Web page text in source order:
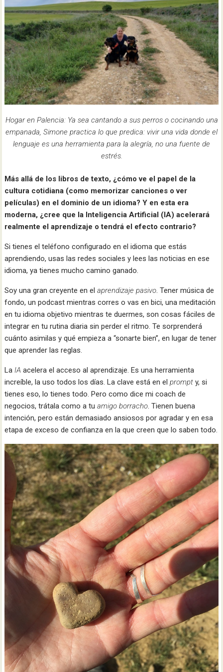
Hogar en Palencia: Ya sea cantando a sus perros o cocinando una
empanada, Simone practica lo que predica: vivir una vida donde el
lenguaje es una herramienta para la alegría, no una fuente de
estrés.
Más allá de los libros de texto, ¿cómo ve el papel de la
cultura cotidiana (como memorizar canciones o ver
películas) en el dominio de un idioma? Y en esta era
moderna, ¿cree que la Inteligencia Artificial (IA) acelerará
realmente el aprendizaje o tendrá el efecto contrario?
Si tienes el teléfono configurado en el idioma que estás
aprendiendo, usas las redes sociales y lees las noticias en ese
idioma, ya tienes mucho camino ganado.
Soy una gran creyente en elaprendizaje pasivo. Tener música de
fondo, un podcast mientras corres o vas en bici, una meditación
en tu idioma objetivo mientras te duermes, son cosas fáciles de
integrar en tu rutina diaria sin perder el ritmo. Te sorprenderá
cuánto asimilas y qué empieza a “sonarte bien”, en lugar de tener
que aprender las reglas.
LaIA acelera el acceso al aprendizaje. Es una herramienta
increíble, la uso todos los días. La clave está en elprompt y, si
tienes eso, lo tienes todo. Pero como dice mi coach de
negocios, trátala como a tuamigo borracho. Tienen buena
intención, pero están demasiado ansiosos por agradar y en esa
etapa de exceso de confianza en la que creen que lo saben todo.